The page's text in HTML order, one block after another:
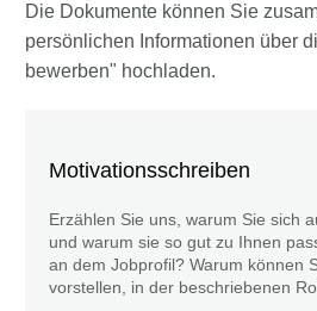
Die Dokumente können Sie
persönlichen Informationen über
bewerben" hochladen.
Motivationsschreiben
Erzählen Sie uns, warum Sie sich
und warum sie so gut zu Ihnen
an dem Jobprofil? Warum können
vorstellen, in der beschriebenen